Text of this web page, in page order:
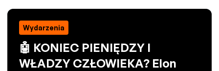
Wydarzenia
🤖 KONIEC PIENIĘDZY I
WŁADZY CZŁOWIEKA? Elon